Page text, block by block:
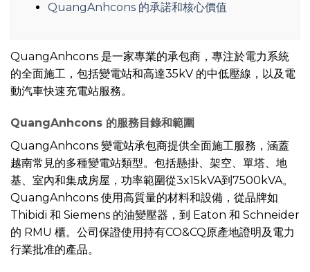
QuangAnhcons 的承諾和核心價值
QuangAnhcons 是一家專業的承包商，專注於電力系統
的全面施工，包括變電站和高達35kV 的中低壓線，以及電
動汽車快速充電站服務。
QuangAnhcons 的服務目錄和範圍
QuangAnhcons 變電站承包商提供全面施工服務，涵蓋
越南常見的多種變電站類型。包括懸掛、架空、單塔、地
基、室內和集成房屋，功率範圍從3x15kVA到7500kVA。
QuangAnhcons 使用高質量的材料和設備，從品牌如
Thibidi 和 Siemens 的油變壓器，到 Eaton 和 Schneider
的 RMU 櫃。公司保證使用持有CO&CQ原產地證明及電力
行業批准的產品。